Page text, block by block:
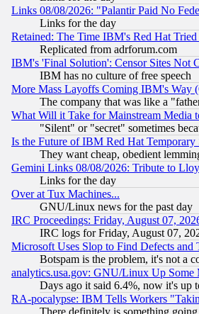
Links 08/08/2026: "Palantir Paid No
Links for the day
Retained: The Time IBM's Red Hat
Replicated from adrforum.com
IBM's 'Final Solution': Censor Sites Not
IBM has no culture of free speech
More Mass Layoffs Coming IBM's Way
The company that was like a
What Will it Take for Mainstream Media
"Silent" or "secret" sometimes
Is the Future of IBM Red Hat Temporary
They want cheap, obedient
Gemini Links 08/08/2026: Tribute to
Links for the day
Over at Tux Machines...
GNU/Linux news for the past day
IRC Proceedings: Friday, August 07,
IRC logs for Friday, August 07,
Microsoft Uses Slop to Find Defects
Botspam is the problem, it's not a
analytics.usa.gov: GNU/Linux Up Some
Days ago it said 6.4%, now it's up
RA-pocalypse: IBM Tells Workers